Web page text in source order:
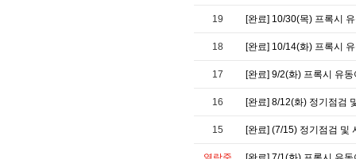
19 [완료] 10/30(목) 프록시
18 [완료] 10/14(화) 프록시
17 [완료] 9/2(화) 프록시 유
16 [완료] 8/12(화) 정기점검
15 [완료] (7/15) 정기점검 및